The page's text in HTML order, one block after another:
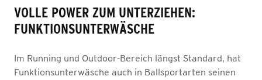
VOLLE POWER ZUM UNTERZIEHEN:
FUNKTIONSUNTERWÄSCHE
Im Running und Outdoor-Bereich längst Standard, hat
Funktionsunterwäsche auch in Ballsportarten seinen